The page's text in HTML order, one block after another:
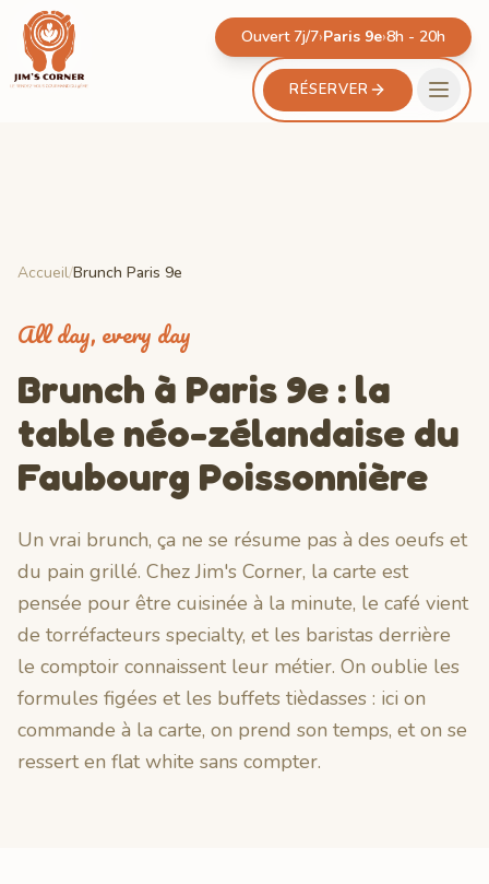
Ouvert 7j/7›Paris 9e›8h - 20h
RÉSERVER
Accueil/Brunch Paris 9e
All day, every day
Brunch à Paris 9e : la
table néo-zélandaise du
Faubourg Poissonnière
Un vrai brunch, ça ne se résume pas à des oeufs et
du pain grillé. Chez Jim's Corner, la carte est
pensée pour être cuisinée à la minute, le café vient
de torréfacteurs specialty, et les baristas derrière
le comptoir connaissent leur métier. On oublie les
formules figées et les buffets tièdasses : ici on
commande à la carte, on prend son temps, et on se
ressert en flat white sans compter.